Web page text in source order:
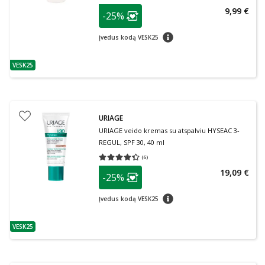
patarimas
VESK25
patarimas
Lojalumo klubo narių nuolaida
-25%
Įvedus kodą VESK25 patarimas
9,99 €
patarimas
VESK25
URIAGE
URIAGE veido kremas su atspalviu HYSEAC 3-
REGUL, SPF 30, 40 ml
(6)
Vidutinis įvertinimas 4.33
patarimas
Lojalumo klubo narių nuolaida
-25%
Įvedus kodą VESK25 patarimas
19,09 €